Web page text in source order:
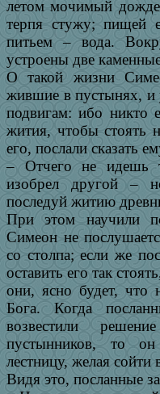
летом мочимый
терпя стужу; пищей
питьем – вода.
устроены две
О такой жизни
жившие в пустынях, и
подвигам: ибо никто
жития, чтобы стоять
его, послали сказать
– Отчего не идешь
изобрел другой –
последуй житию
При этом научили
Симеон не
со столпа; если же
оставить его так
они, ясно будет, что
Бога. Когда
возвестили
пустынников, то
лестницу, желая сойти
Видя это, посланные